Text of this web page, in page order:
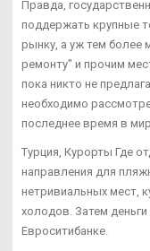
Правда,
поддержать крупные
рынку, а уж тем более
ремонту" и прочим
пока никто не
необходимо
последнее время в
Турция, Курорты Где
направления для
нетривиальных мест,
холодов. Затем
Евроситибанке.